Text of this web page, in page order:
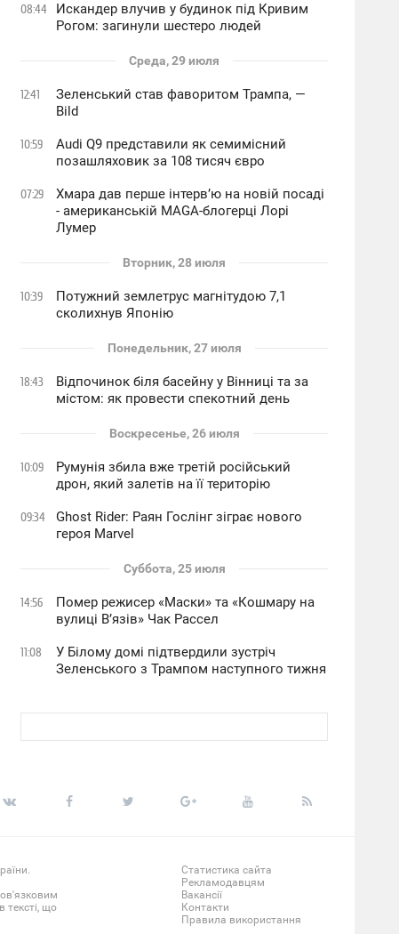
08:44
Искандер влучив у будинок під Кривим
Рогом: загинули шестеро людей
Среда, 29 июля
12:41
Зеленський став фаворитом Трампа, —
Bild
10:59
Audi Q9 представили як семимісний
позашляховик за 108 тисяч євро
07:29
Хмара дав перше інтервʼю на новій посаді
- американській MAGA-блогерці Лорі
Лумер
Вторник, 28 июля
10:39
Потужний землетрус магнітудою 7,1
сколихнув Японію
Понедельник, 27 июля
18:43
Відпочинок біля басейну у Вінниці та за
містом: як провести спекотний день
Воскресенье, 26 июля
10:09
Румунія збила вже третій російський
дрон, який залетів на її територію
09:34
Ghost Rider: Раян Гослінг зіграє нового
героя Marvel
Суббота, 25 июля
14:56
Помер режисер «Маски» та «Кошмару на
вулиці В’язів» Чак Рассел
11:08
У Білому домі підтвердили зустріч
Зеленського з Трампом наступного тижня
Статистика сайта
Рекламодавцям
Вакансії
Контакти
Правила використання
тексті, що